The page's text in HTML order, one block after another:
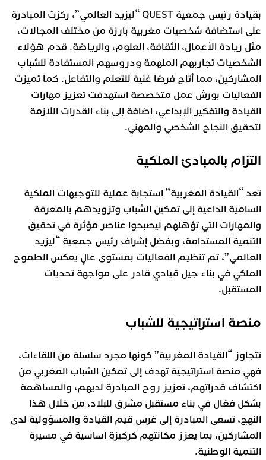
بقيادة رئيس جمعية QUEST “ليزيد العالمي”، ركزت المبادرة
على استضافة شخصيات مغربية بارزة من مختلف المجالات،
مثل ريادة الأعمال، الثقافة، العلوم، والرياضة. قدم هؤلاء
الشخصيات تجاربهم الملهمة ودروسهم المستفادة للشباب
المشاركين، مما أتاح فرصًا غنية للتعلم والتفاعل. كما تميزت
الفعاليات بورش عمل متخصصة استهدفت تعزيز مهارات
القيادة والتفكير الإبداعي، إضافة إلى بناء القدرات اللازمة
لتحقيق النجاح الشخصي والمهني.
التزام بالمبادئ الملكية
تعد “القيادة المغربية” استجابة عملية للتوجيهات الملكية
السامية الداعية إلى تمكين الشباب وتزويدهم بالمعرفة
والمهارات التي تؤهلهم ليصبحوا عناصر مؤثرة في تحقيق
التنمية المستدامة، وبفضل إشراف رئيس جمعية “ليزيد
العالمي”، تم تنظيم الفعاليات بمستوى عالٍ يعكس الطموح
الملكي في بناء جيل قيادي قادر على مواجهة تحديات
المستقبل.
منصة استراتيجية للشباب
تتجاوز “القيادة المغربية” كونها مجرد سلسلة من اللقاءات،
فهي منصة استراتيجية تهدف إلى تمكين الشباب المغربي من
اكتشاف قدراتهم، تعزيز روح المبادرة لديهم، والمساهمة
بشكل فعّال في بناء مستقبل مشرق للبلاد، من خلال هذا
النهج، تسعى المبادرة إلى غرس قيم القيادة والمسؤولية لدى
المشاركين، بما يعزز مكانتهم كركيزة أساسية في مسيرة
التنمية الوطنية.